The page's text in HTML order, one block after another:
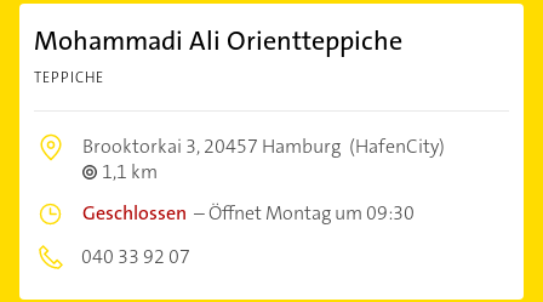
Mohammadi Ali Orientteppiche
TEPPICHE
Brooktorkai 3,20457 Hamburg (HafenCity)
1,1 km
Geschlossen –Öffnet Montag um 09:30
040 33 92 07